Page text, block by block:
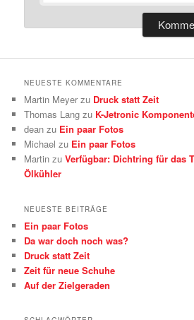
NEUESTE KOMMENTARE
Martin Meyer zu Druck statt Zeit
Thomas Lang zu K-Jetronic
dean zu Ein paar Fotos
Michael zu Ein paar Fotos
Martin zuVerfügbar: Dichtring für das
Ölkühler
NEUESTE BEITRÄGE
Ein paar Fotos
Da war doch noch was?
Druck statt Zeit
Zeit für neue Schuhe
Auf der Zielgeraden